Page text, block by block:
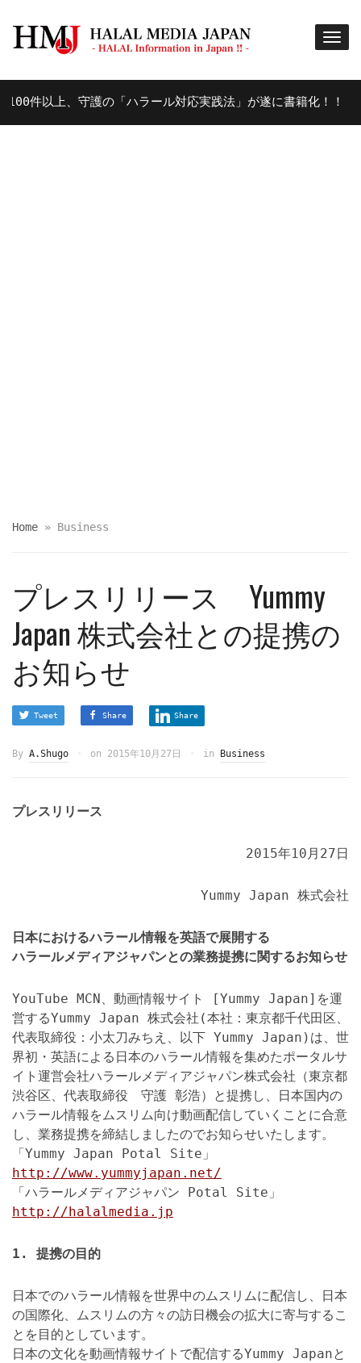
以上、守護の「ハラール対応実践法」が遂に書籍化！！
Home » Business
プレスリリース Yummy
Japan 株式会社との提携の
お知らせ
Tweet Share Share
By A.Shugo on 2015年10月27日 in Business
プレスリリース
2015年10月27日
Yummy Japan 株式会社
日本におけるハラール情報を英語で展開する
ハラールメディアジャパンとの業務提携に関するお知らせ
YouTube MCN、動画情報サイト [Yummy Japan]を運
営するYummy Japan 株式会社(本社：東京都千代田区、
代表取締役：小太刀みちえ、以下 Yummy Japan)は、世
界初・英語による日本のハラール情報を集めたポータルサ
イト運営会社ハラールメディアジャパン株式会社（東京都
渋谷区、代表取締役 守護 彰浩）と提携し、日本国内の
ハラール情報をムスリム向け動画配信していくことに合意
し、業務提携を締結しましたのでお知らせいたします。
「Yummy Japan Potal Site」
http://www.yummyjapan.net/
「ハラールメディアジャパン Potal Site」
http://halalmedia.jp
1. 提携の目的
日本でのハラール情報を世界中のムスリムに配信し、日本
の国際化、ムスリムの方々の訪日機会の拡大に寄与するこ
とを目的としています。
日本の文化を動画情報サイトで配信するYummy Japanと